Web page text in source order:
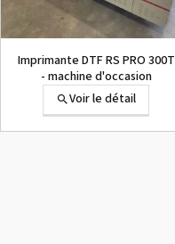
Imprimante DTF RS PRO 300T
- machine d'occasion
Voir le détail